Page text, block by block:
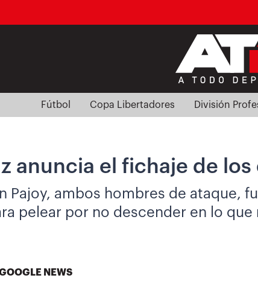
Fútbol Copa Libertadores División
anuncia el fichaje de
Pajoy, ambos hombres de
pelear por no descender en lo
NEWS